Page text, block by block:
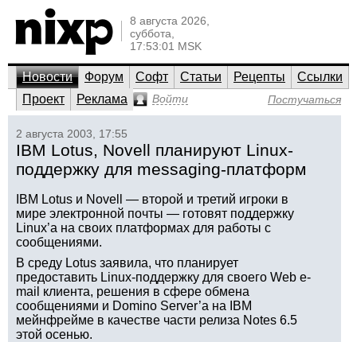
8 августа 2026,
суббота,
17:53:01 MSK
Новости Форум Софт Статьи Рецепты
Ссылки
Проект
Реклама Войти Постучаться
2 августа 2003, 17:55
IBM Lotus, Novell планируют Linux-
поддержку для messaging-платформ
IBM Lotus и Novell — второй и третий игроки в
мире электронной почты — готовят поддержку
Linux’а на своих платформах для работы с
сообщениями.
В среду Lotus заявила, что планирует
предоставить Linux-поддержку для своего Web e-
mail клиента, решения в сфере обмена
сообщениями и Domino Server’а на IBM
мейнфрейме в качестве части релиза Notes 6.5
этой осенью.